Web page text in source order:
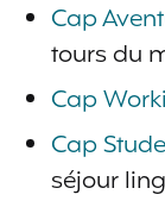
Cap
tours du
Cap
Cap
séjour